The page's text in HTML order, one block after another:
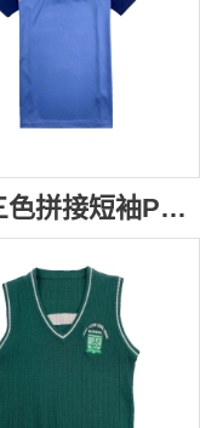
訂購三色拼接短袖Polo恤校服 三粒鈕扣設計 大學校服 交流會 校服製衣廠 SU326